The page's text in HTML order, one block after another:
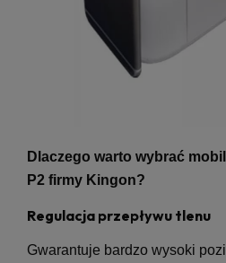
Dlaczego warto wybrać
P2 firmy Kingon?
Regulacja przepływu tlenu
Gwarantuje bardzo wysoki